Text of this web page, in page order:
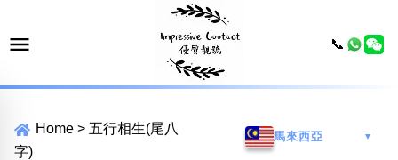
Home > 五行相生(尾八
字)
馬來西亞 ▼
📞